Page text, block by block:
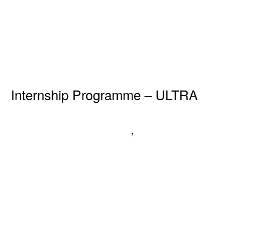
Internship Programme – ULTRA